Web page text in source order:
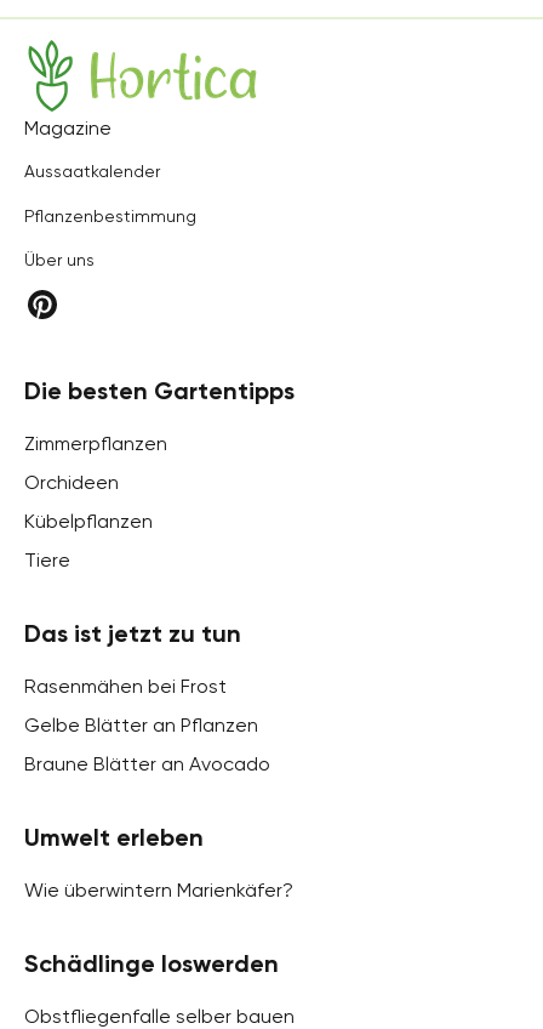
Hortica
Magazine
Aussaatkalender
Pflanzenbestimmung
Über uns
Die besten Gartentipps
Zimmerpflanzen
Orchideen
Kübelpflanzen
Tiere
Das ist jetzt zu tun
Rasenmähen bei Frost
Gelbe Blätter an Pflanzen
Braune Blätter an Avocado
Umwelt erleben
Wie überwintern Marienkäfer?
Schädlinge loswerden
Obstfliegenfalle selber bauen